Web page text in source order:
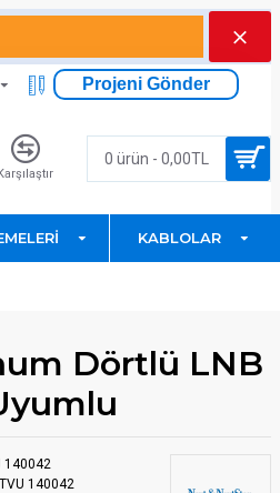
Projeni Gönder
0 ürün - 0,00TL
KABLOLAR
Dörtlü LNB
140042
TVU 140042